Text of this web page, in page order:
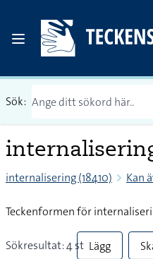
Sök:
internalisering (18410) Kan
Teckenformen för
Sökresultat: 4 st Lägg